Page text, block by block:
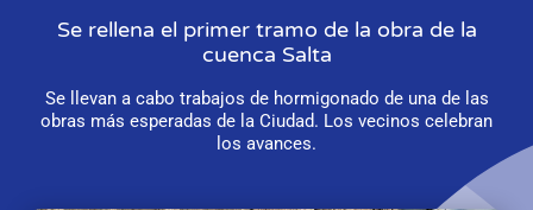
Se rellena el primer tramo de la obra de la
cuenca Salta
Se llevan a cabo trabajos de hormigonado de una de las
obras más esperadas de la Ciudad. Los vecinos celebran
los avances.